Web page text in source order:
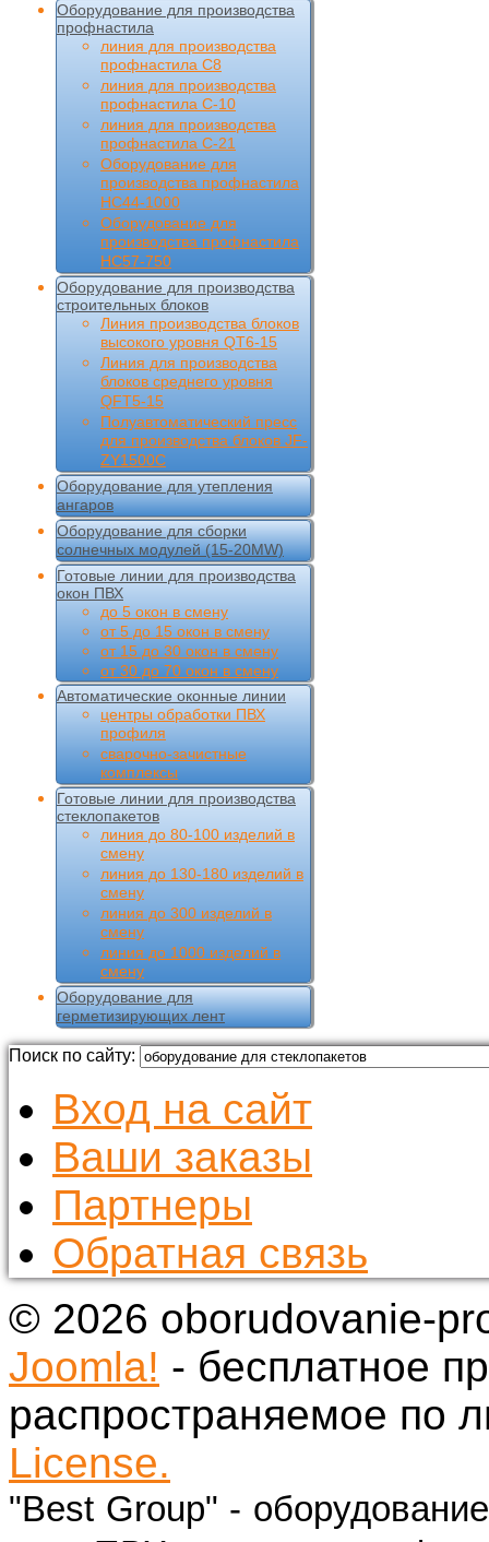
Оборудование для производства
профнастила
линия для производства
профнастила С8
линия для производства
профнастила С-10
линия для производства
профнастила С-21
Оборудование для
производства профнастила
НС44-1000
Оборудование для
производства профнастила
НС57-750
Оборудование для производства
строительных блоков
Линия производства блоков
высокого уровня QT6-15
Линия для производства
блоков среднего уровня
QFT5-15
Полуавтоматический пресс
для производства блоков JF-
ZY1500C
Оборудование для утепления
ангаров
Оборудование для сборки
солнечных модулей (15-20MW)
Готовые линии для производства
окон ПВХ
до 5 окон в смену
от 5 до 15 окон в смену
от 15 до 30 окон в смену
от 30 до 70 окон в смену
Автоматические оконные линии
центры обработки ПВХ
профиля
сварочно-зачистные
комплексы
Готовые линии для производства
стеклопакетов
линия до 80-100 изделий в
смену
линия до 130-180 изделий в
смену
линия до 300 изделий в
смену
линия до 1000 изделий в
смену
Оборудование для
герметизирующих лент
Поиск по сайту:
Вход на сайт
Ваши заказы
Партнеры
Обратная связь
© 2026 oborudovanie-
Joomla! - бесплатное
распространяемое по
License.
"Best Group" -